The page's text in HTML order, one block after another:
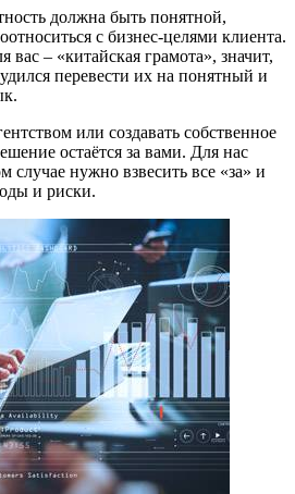
должна быть понятной,
с бизнес-целями клиента.
вас – «китайская грамота», значит,
перевести их на понятный и
или создавать собственное
остаётся за вами. Для нас
нужно взвесить все «за» и
и риски.